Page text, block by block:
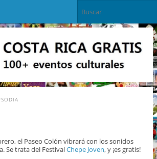
el Paseo Colón vibrará con los sonidos
Se trata del FestivalChepe Joven, y ¡es gratis!